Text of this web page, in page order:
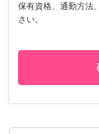
保有資格、通勤方法
さい。